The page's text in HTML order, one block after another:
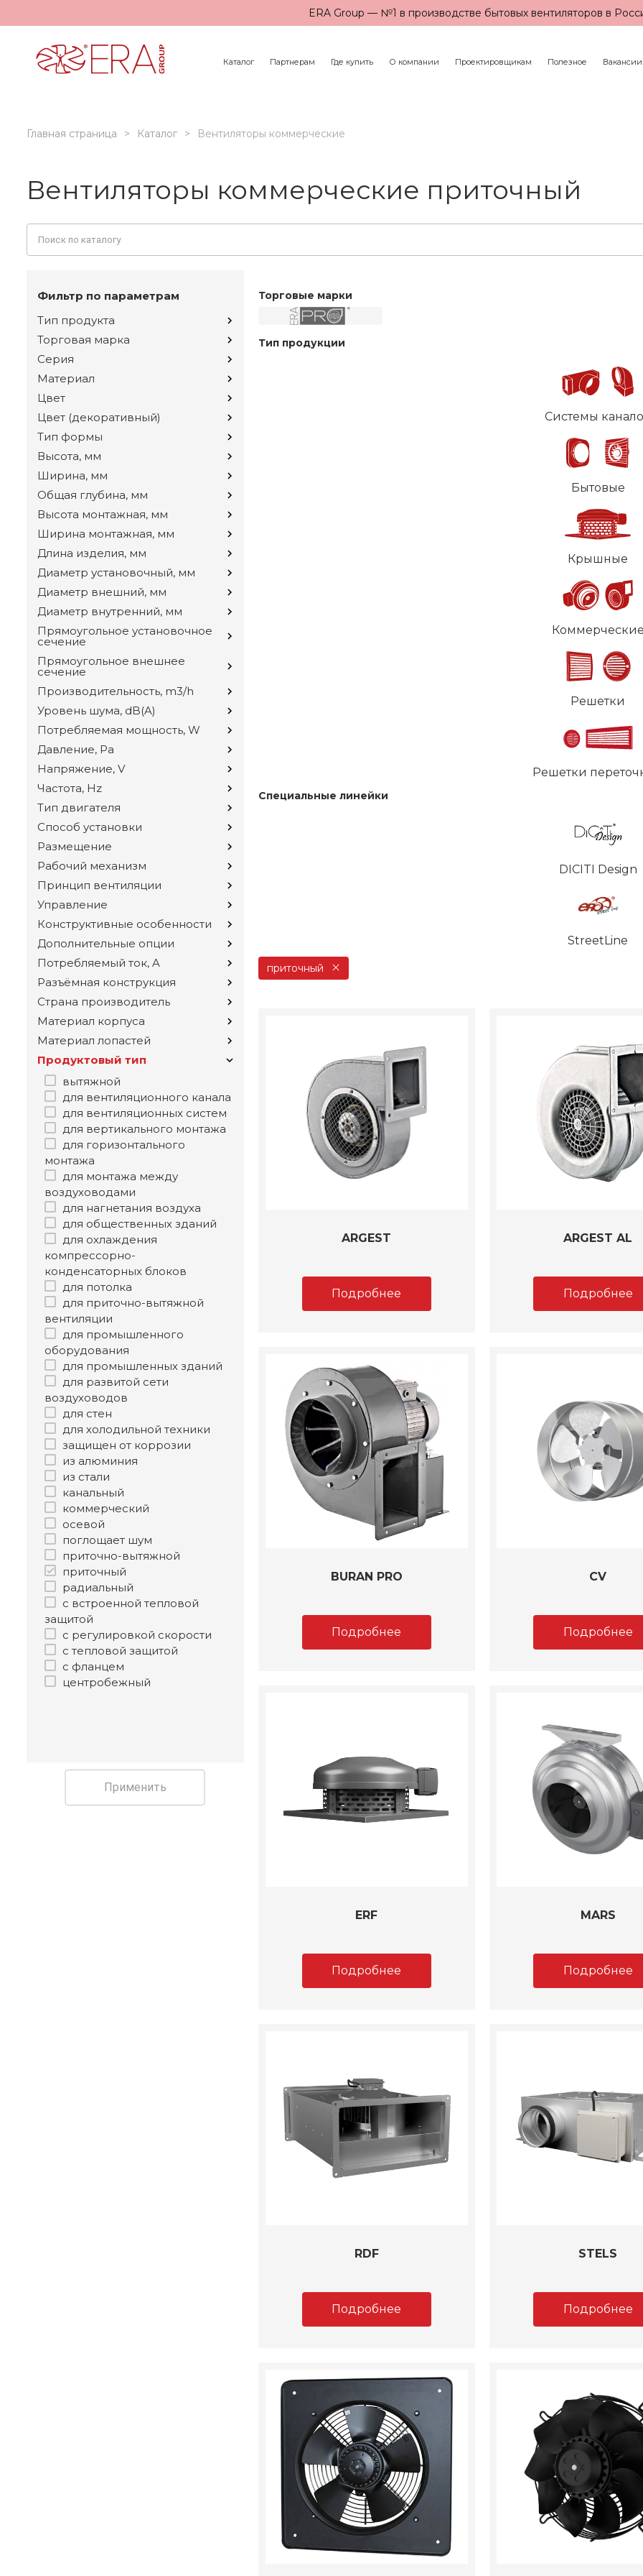
ERA Group — №1 в производстве бытовых вентиляторов в
Каталог Партнерам Где купить О компании Проектировщикам Полезное Вакансии
Главная страница Каталог Вентиляторы коммерческие
Вентиляторы коммерческие приточный
Фильтр по параметрам
Тип продукта
Торговая марка
Серия
Материал
Цвет
Цвет (декоративный)
Тип формы
Высота, мм
Ширина, мм
Общая глубина, мм
Высота монтажная, мм
Ширина монтажная, мм
Длина изделия, мм
Диаметр установочный, мм
Диаметр внешний, мм
Диаметр внутренний, мм
Прямоугольное установочное
сечение
Прямоугольное внешнее
сечение
Производительность, m3/h
Уровень шума, dB(A)
Потребляемая мощность, W
Давление, Pa
Напряжение, V
Частота, Hz
Тип двигателя
Способ установки
Размещение
Рабочий механизм
Принцип вентиляции
Управление
Конструктивные особенности
Дополнительные опции
Потребляемый ток, A
Разъёмная конструкция
Страна производитель
Материал корпуса
Материал лопастей
Продуктовый тип
вытяжной
для вентиляционного канала
для вентиляционных систем
для вертикального монтажа
для горизонтального
монтажа
для монтажа между
воздуховодами
для нагнетания воздуха
для общественных зданий
для охлаждения
компрессорно-
конденсаторных блоков
для потолка
для приточно-вытяжной
вентиляции
для промышленного
оборудования
для промышленных зданий
для развитой сети
воздуховодов
для стен
для холодильной техники
защищен от коррозии
из алюминия
из стали
канальный
коммерческий
осевой
поглощает шум
приточно-вытяжной
приточный
радиальный
с встроенной тепловой
защитой
с регулировкой скорости
с тепловой защитой
с фланцем
центробежный
Применить
Торговые марки
Тип продукции
Системы
Бытовые
Крышные
Решетки
Решетки
Специальные линейки
DICITI Design
StreetLine
приточный
ARGEST
Подробнее
ARGEST AL
Подробнее
BURAN PRO
Подробнее
CV
Подробнее
ERF
Подробнее
MARS
Подробнее
RDF
Подробнее
STELS
Подробнее